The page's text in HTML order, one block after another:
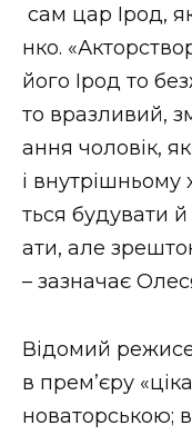
сам цар Ірод,
нко.
його Ірод то
то вразливий,
ання чоловік,
і внутрішньому
ться будувати
ати, але
– зазначає
Відомий
в прем’єру
новаторською;